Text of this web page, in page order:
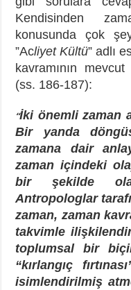
Kendisinden
konusunda çok
”Acliyet Kültü” adlı
kavramının
(ss. 186-187):
“İki önemli zaman
Bir yanda
zamana dair
zaman içindeki
bir şekilde
Antropologlar
zaman, zaman
takvimle
toplumsal bir
“kırlangıç
isimlendirilmiş